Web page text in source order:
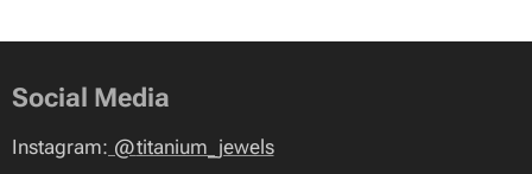
Social Media
Instagram: @titanium_jewels